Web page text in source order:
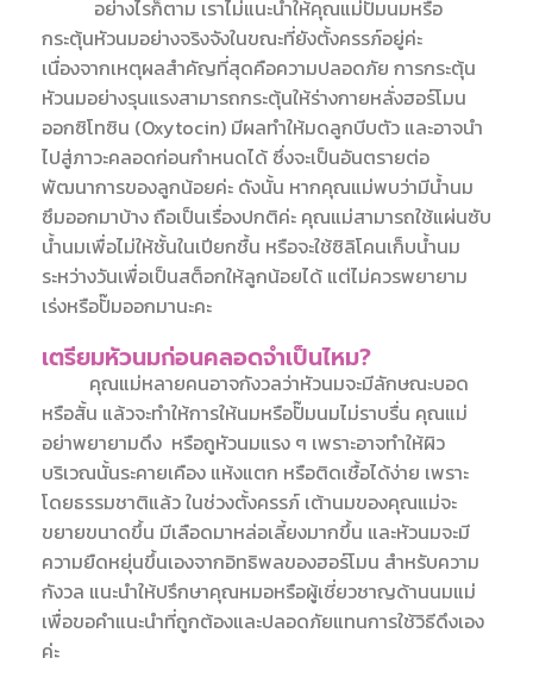
อย่างไรก็ตาม เราไม่แนะนำให้คุณแม่ปั๊มนมหรือ
กระตุ้นหัวนมอย่างจริงจังในขณะที่ยังตั้งครรภ์อยู่ค่ะ
เนื่องจากเหตุผลสำคัญที่สุดคือความปลอดภัย การกระตุ้น
หัวนมอย่างรุนแรงสามารถกระตุ้นให้ร่างกายหลั่งฮอร์โมน
ออกซิโทซิน (Oxytocin) มีผลทำให้มดลูกบีบตัว และอาจนำ
ไปสู่ภาวะคลอดก่อนกำหนดได้ ซึ่งจะเป็นอันตรายต่อ
พัฒนาการของลูกน้อยค่ะ ดังนั้น หากคุณแม่พบว่ามีน้ำนม
ซึมออกมาบ้าง ถือเป็นเรื่องปกติค่ะ คุณแม่สามารถใช้แผ่นซับ
น้ำนมเพื่อไม่ให้ชั้นในเปียกชื้น หรือจะใช้ซิลิโคนเก็บน้ำนม
ระหว่างวันเพื่อเป็นสต็อกให้ลูกน้อยได้ แต่ไม่ควรพยายาม
เร่งหรือปั๊มออกมานะคะ
เตรียมหัวนมก่อนคลอดจำเป็นไหม?
คุณแม่หลายคนอาจกังวลว่าหัวนมจะมีลักษณะบอด
หรือสั้น แล้วจะทำให้การให้นมหรือปั๊มนมไม่ราบรื่น คุณแม่
อย่าพยายามดึง หรือถูหัวนมแรง ๆ เพราะอาจทำให้ผิว
บริเวณนั้นระคายเคือง แห้งแตก หรือติดเชื้อได้ง่าย เพราะ
โดยธรรมชาติแล้ว ในช่วงตั้งครรภ์ เต้านมของคุณแม่จะ
ขยายขนาดขึ้น มีเลือดมาหล่อเลี้ยงมากขึ้น และหัวนมจะมี
ความยืดหยุ่นขึ้นเองจากอิทธิพลของฮอร์โมน สำหรับความ
กังวล แนะนำให้ปรึกษาคุณหมอหรือผู้เชี่ยวชาญด้านนมแม่
เพื่อขอคำแนะนำที่ถูกต้องและปลอดภัยแทนการใช้วิธีดึงเอง
ค่ะ